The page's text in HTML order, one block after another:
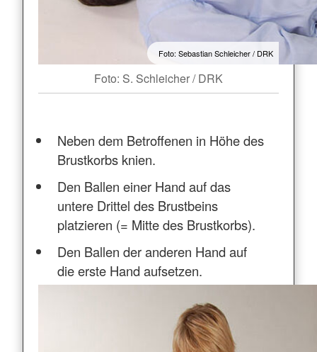
Foto: Sebastian Schleicher / DRK
Foto: S. Schleicher / DRK
Neben dem Betroffenen in Höhe des
Brustkorbs knien.
Den Ballen einer Hand auf das
untere Drittel des Brustbeins
platzieren (= Mitte des Brustkorbs).
Den Ballen der anderen Hand auf
die erste Hand aufsetzen.